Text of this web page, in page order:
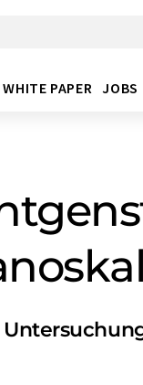
WHITE PAPER JOBS